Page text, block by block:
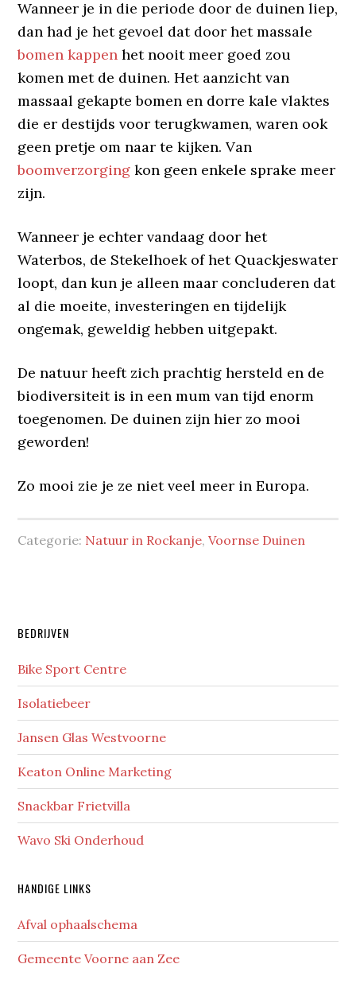
Wanneer je in die periode door de duinen liep,
dan had je het gevoel dat door het massale
bomen kappenhet nooit meer goed zou
komen met de duinen. Het aanzicht van
massaal gekapte bomen en dorre kale vlaktes
die er destijds voor terugkwamen, waren ook
geen pretje om naar te kijken. Van
boomverzorging kon geen enkele sprake meer
zijn.
Wanneer je echter vandaag door het
Waterbos, de Stekelhoek of het Quackjeswater
loopt, dan kun je alleen maar concluderen dat
al die moeite, investeringen en tijdelijk
ongemak, geweldig hebben uitgepakt.
De natuur heeft zich prachtig hersteld en de
biodiversiteit is in een mum van tijd enorm
toegenomen. De duinen zijn hier zo mooi
geworden!
Zo mooi zie je ze niet veel meer in Europa.
Categorie: Natuur in Rockanje,Voornse Duinen
Primaire
Sidebar
BEDRIJVEN
Bike Sport Centre
Isolatiebeer
Jansen Glas Westvoorne
Keaton Online Marketing
Snackbar Frietvilla
Wavo Ski Onderhoud
HANDIGE LINKS
Afval ophaalschema
Gemeente Voorne aan Zee